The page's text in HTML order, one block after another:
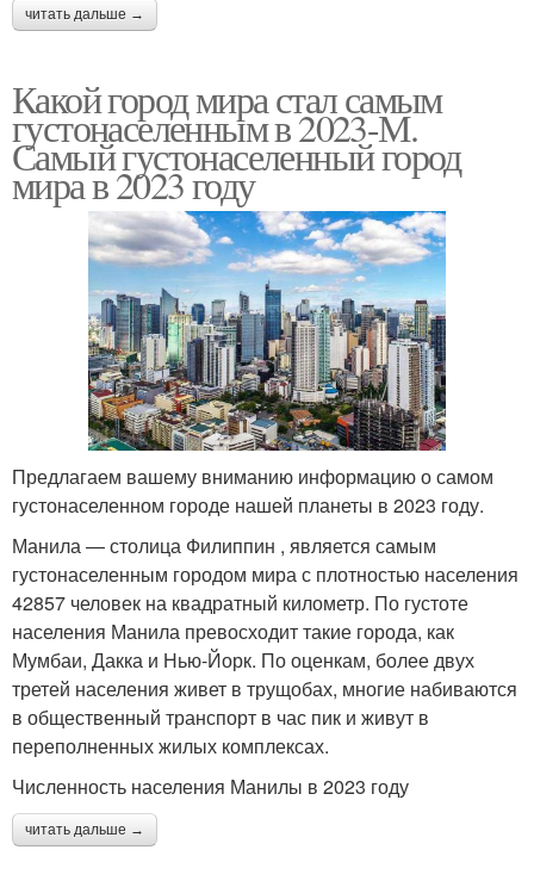
читать дальше →
Какой город мира стал самым
густонаселенным в 2023-М.
Самый густонаселенный город
мира в 2023 году
Предлагаем вашему вниманию информацию о самом
густонаселенном городе нашей планеты в 2023 году.
Манила — столица Филиппин , является самым
густонаселенным городом мира с плотностью населения
42857 человек на квадратный километр. По густоте
населения Манила превосходит такие города, как
Мумбаи, Дакка и Нью-Йорк. По оценкам, более двух
третей населения живет в трущобах, многие набиваются
в общественный транспорт в час пик и живут в
переполненных жилых комплексах.
Численность населения Манилы в 2023 году
читать дальше →